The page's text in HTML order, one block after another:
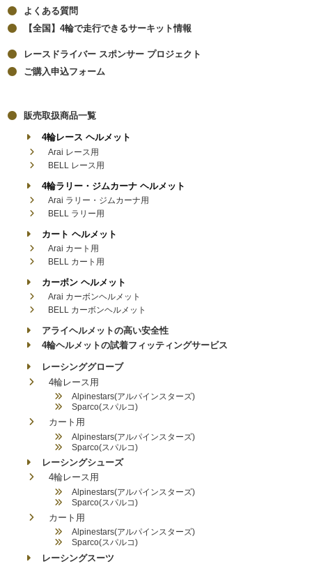
よくある質問
【全国】4輪で走行できるサーキット情報
レースドライバー スポンサー プロジェクト
ご購入申込フォーム
販売取扱商品一覧
4輪レース ヘルメット
Arai レース用
BELL レース用
4輪ラリー・ジムカーナ ヘルメット
Arai ラリー・ジムカーナ用
BELL ラリー用
カート ヘルメット
Arai カート用
BELL カート用
カーボン ヘルメット
Arai カーボンヘルメット
BELL カーボンヘルメット
アライヘルメットの高い安全性
4輪ヘルメットの試着フィッティングサービス
レーシンググローブ
4輪レース用
Alpinestars(アルパインスターズ)
Sparco(スパルコ)
カート用
Alpinestars(アルパインスターズ)
Sparco(スパルコ)
レーシングシューズ
4輪レース用
Alpinestars(アルパインスターズ)
Sparco(スパルコ)
カート用
Alpinestars(アルパインスターズ)
Sparco(スパルコ)
レーシングスーツ